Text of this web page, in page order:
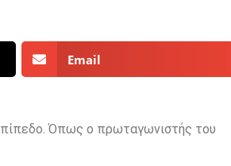
Email
Όπως ο πρωταγωνιστής του